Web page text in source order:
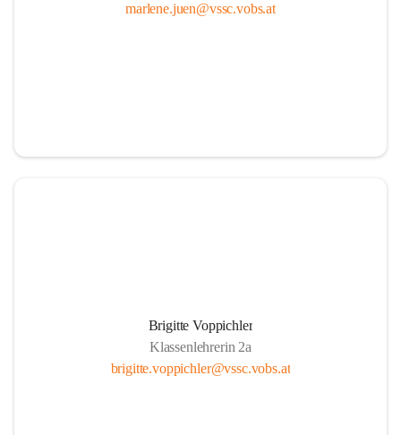
marlene.juen@vssc.vobs.at
Brigitte Voppichler
Klassenlehrerin 2a
brigitte.voppichler@vssc.vobs.at